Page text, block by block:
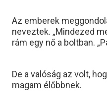
Az emberek
neveztek. „Mindezed
rám egy nő a boltban.
De a valóság az volt,
magam élőbbnek.